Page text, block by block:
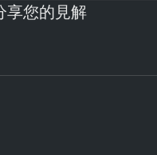
享您的見解